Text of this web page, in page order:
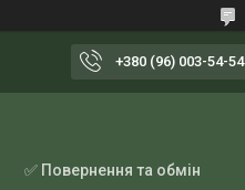
+380 (96) 003-54-54
✅ Повернення та обмін